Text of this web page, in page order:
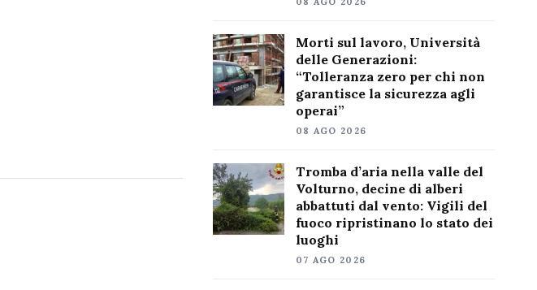
Morti sul lavoro, Università
delle Generazioni:
“Tolleranza zero per chi non
garantisce la sicurezza agli
operai”
08 AGO 2026
Tromba d’aria nella valle del
Volturno, decine di alberi
abbattuti dal vento: Vigili del
fuoco ripristinano lo stato dei
luoghi
07 AGO 2026